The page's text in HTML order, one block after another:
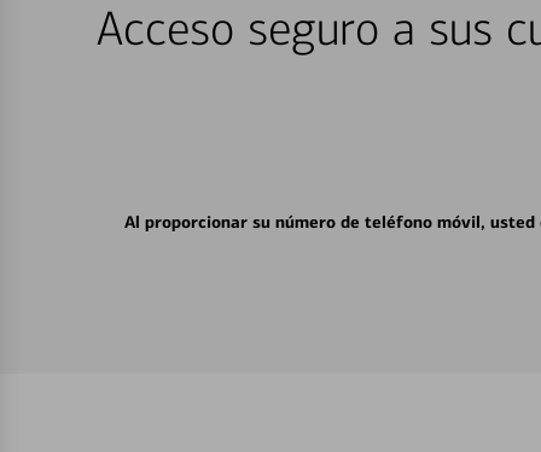
Acceso seguro a sus
Al proporcionar su número de teléfono móvil,